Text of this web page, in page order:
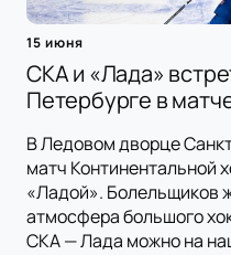
15 июня
СКА и «Лада»
Петербурге в
В Ледовом дворце
матч Континентальной
«Ладой». Болельщиков
атмосфера большого
СКА — Лада можно на